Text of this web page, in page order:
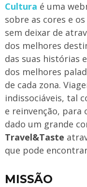
Cultura é uma
sobre as cores e
sem deixar de
dos melhores
das suas histórias
dos melhores
de cada zona.
indissociáveis, tal
e reinvenção, para
dado um grande
Travel&Taste
que pode
MISSÃO